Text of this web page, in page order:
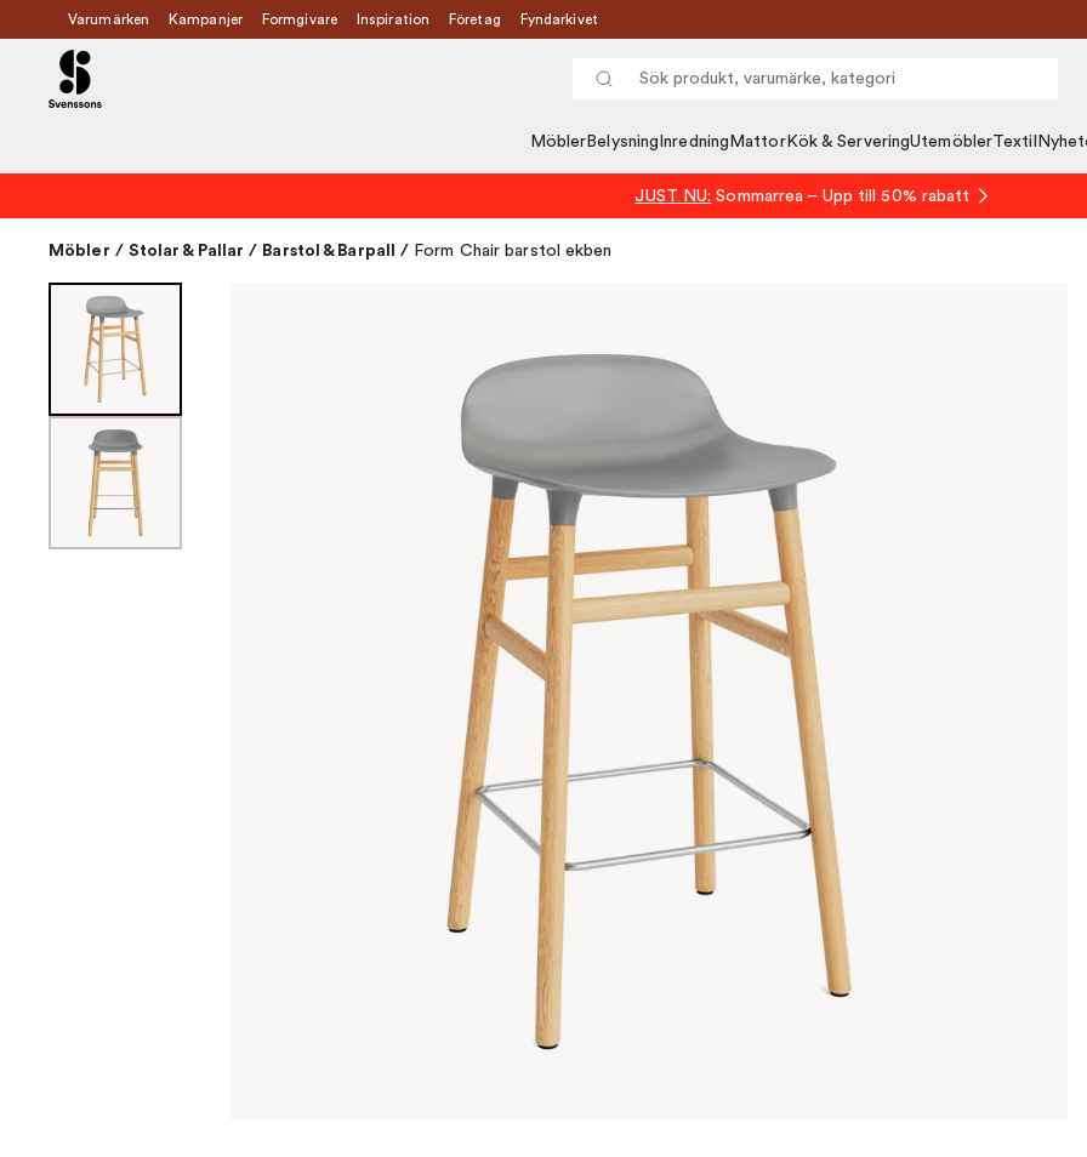
Varumärken Kampanjer Formgivare Inspiration Företag Fyndarkivet
Möbler Belysning Inredning MattorKök & ServeringUtemöblerTextil
JUST NU: Sommarrea – Upp till 50% rabatt
Möbler / Stolar & Pallar / Barstol & Barpall / Form Chair barstol ekben